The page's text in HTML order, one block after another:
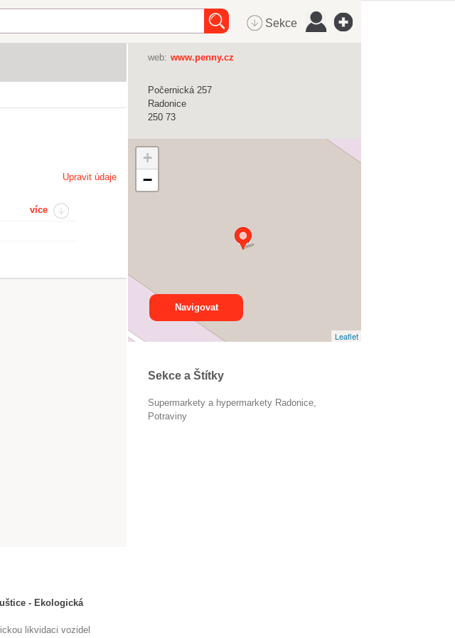
Sekce
Upravit údaje
více
- Ekologická
likvidaci vozidel
web: www.penny.cz
Počernická 257
Radonice
250 73
+
−
Leaflet
Navigovat
Sekce a Štítky
Supermarkety a hypermarkety Radonice
Potraviny